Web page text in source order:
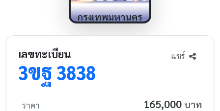
กรุงเทพมหานคร
เลขทะเบียน
3ขฐ 3838
แชร์
ราคา 165,000 บาท